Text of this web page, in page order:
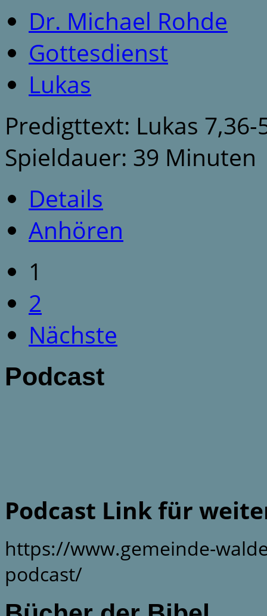
Dr. Michael Rohde
Gottesdienst
Lukas
Predigttext: Lukas 7,36-
Spieldauer: 39 Minuten
Details
Anhören
1
2
Nächste
Podcast
Podcast Link für
https://www.gemeinde-
podcast/